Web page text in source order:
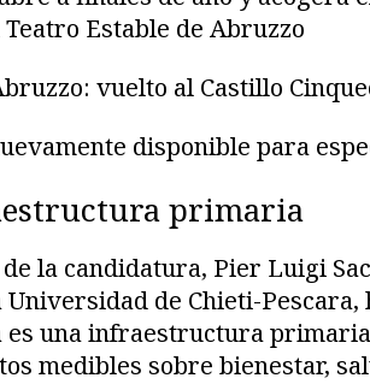
Estable de Abruzzo
vuelto al Castillo
disponible para
primaria
la candidatura, Pier Luigi
de Chieti-Pescara,
una infraestructura
medibles sobre bienestar,